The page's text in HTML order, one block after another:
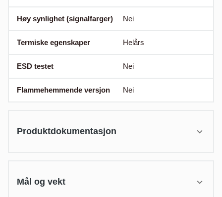
Høy synlighet (signalfarger) Nei
Termiske egenskaper Helårs
ESD testet Nei
Flammehemmende versjon Nei
Produktdokumentasjon
Mål og vekt